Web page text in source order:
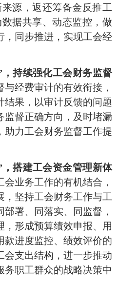
源，返还筹备金反推工
据共享、动态监控，做
，同步推进，实现工会经
持续强化工会财务监督
与经费审计的有效衔接，
结果，以审计反馈的问题
监督正确方向，及时堵漏
助力工会财务监督工作提
搭建工会资金管理新体
会业务工作的有机结合，
，坚持工会财务工作与工
署、同落实、同监督，
，形成预算绩效申报、用
款进度监控、绩效评价的
会支出结构，进一步推动
务职工群众的战略决策中